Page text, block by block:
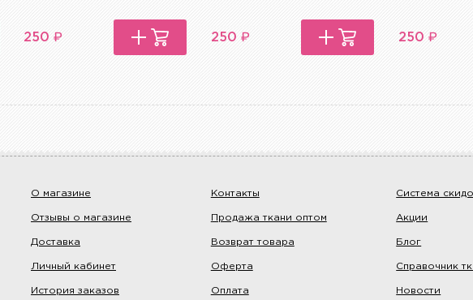
250 ₽ 250 ₽ 250 ₽
О магазине
Отзывы о магазине
Доставка
Личный кабинет
История заказов
Контакты
Продажа ткани оптом
Возврат товара
Оферта
Оплата
Система
Акции
Блог
Справочник
Новости